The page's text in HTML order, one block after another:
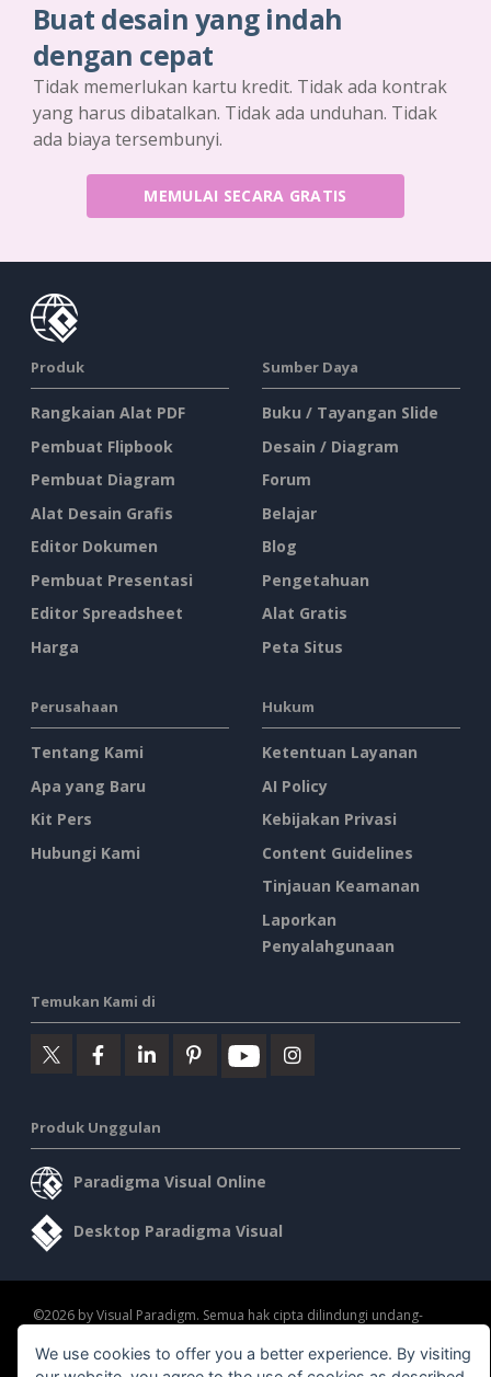
Buat desain yang indah
dengan cepat
Tidak memerlukan kartu kredit. Tidak ada kontrak
yang harus dibatalkan. Tidak ada unduhan. Tidak
ada biaya tersembunyi.
MEMULAI SECARA GRATIS
Produk
Rangkaian Alat PDF
Pembuat Flipbook
Pembuat Diagram
Alat Desain Grafis
Editor Dokumen
Pembuat Presentasi
Editor Spreadsheet
Harga
Sumber Daya
Buku / Tayangan Slide
Desain / Diagram
Forum
Belajar
Blog
Pengetahuan
Alat Gratis
Peta Situs
Perusahaan
Tentang Kami
Apa yang Baru
Kit Pers
Hubungi Kami
Hukum
Ketentuan Layanan
AI Policy
Kebijakan Privasi
Content Guidelines
Tinjauan Keamanan
Laporkan
Penyalahgunaan
Temukan Kami di
Produk Unggulan
Paradigma Visual Online
Desktop Paradigma Visual
©2026 by Visual Paradigm. Semua hak cipta dilindungi undang-
We use cookies to offer you a better experience. By visiting